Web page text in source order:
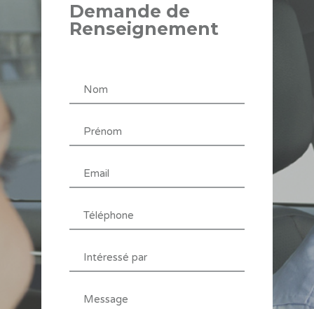
Demande de
Renseignement